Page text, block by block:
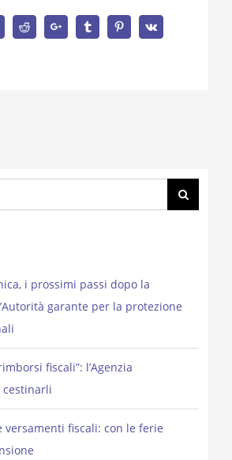
Reddit Google+ Tumblr PinterestVk
i prossimi passi dopo la
garante per la protezione
fiscali”: l’Agenzia
cestinarli
versamenti fiscali: con le ferie